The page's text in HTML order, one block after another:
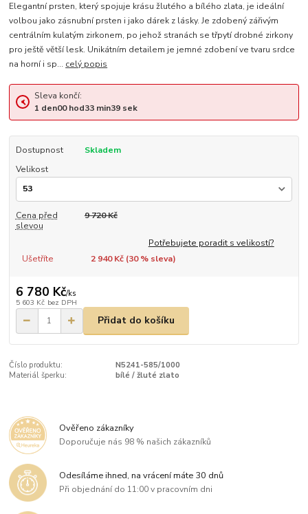
Elegantní prsten, který spojuje krásu žlutého a bílého zlata, je ideální
volbou jako zásnubní prsten i jako dárek z lásky. Je zdobený zářivým
centrálním kulatým zirkonem, po jehož stranách se třpytí drobné zirkony
pro ještě větší lesk. Unikátním detailem je jemné zdobení ve tvaru srdce
na horní i sp... celý popis
Sleva končí:
1 den00hod33min39sek
Dostupnost
Skladem
Velikost
Cena před
slevou
9 720 Kč
Potřebujete poradit s velikostí?
Ušetříte
2 940 Kč (30% sleva)
6 780 Kč/ks
5 603 Kč bez DPH
Přidat do košíku
Číslo produktu:
N5241-585/1000
Materiál šperku:
bílé / žluté zlato
Ověřeno zákazníky
Doporučuje nás 98 % našich zákazníků
Odesíláme ihned, na vrácení máte 30 dnů
Při objednání do 11:00 v pracovním dni